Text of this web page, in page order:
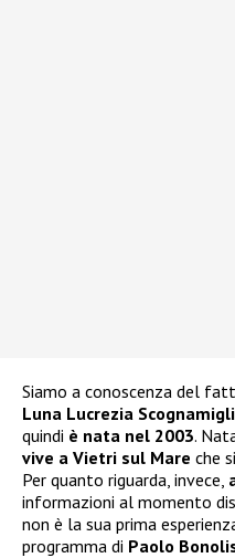
Siamo a conoscenza del
Luna Lucrezia
quindi è nata nel 2003.
vive a Vietri sul Mare che
Per quanto riguarda, invece,
informazioni al momento
non è la sua prima
programma di Paolo